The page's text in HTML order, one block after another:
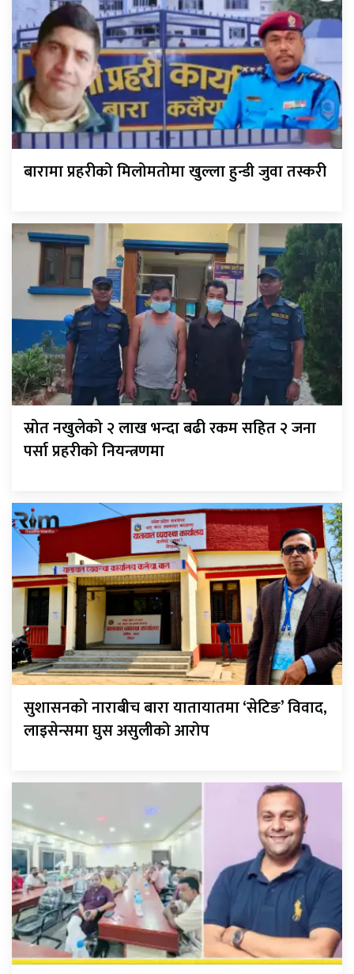
बारामा प्रहरीको मिलोमतोमा खुल्ला हुन्डी जुवा तस्करी
स्रोत नखुलेको २ लाख भन्दा बढी रकम सहित २ जना
पर्सा प्रहरीको नियन्त्रणमा
सुशासनको नाराबीच बारा यातायातमा ‘सेटिङ’ विवाद,
लाइसेन्समा घुस असुलीको आरोप